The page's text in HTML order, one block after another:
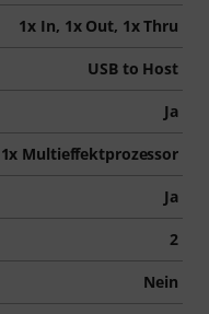
1x In, 1x Out, 1x Thru
USB to Host
Ja
1x Multieffektprozessor
Ja
2
Nein